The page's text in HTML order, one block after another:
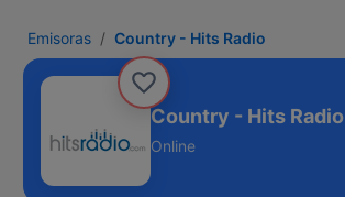
Emisoras Country - Hits Radio
Country - Hits Radio
Online